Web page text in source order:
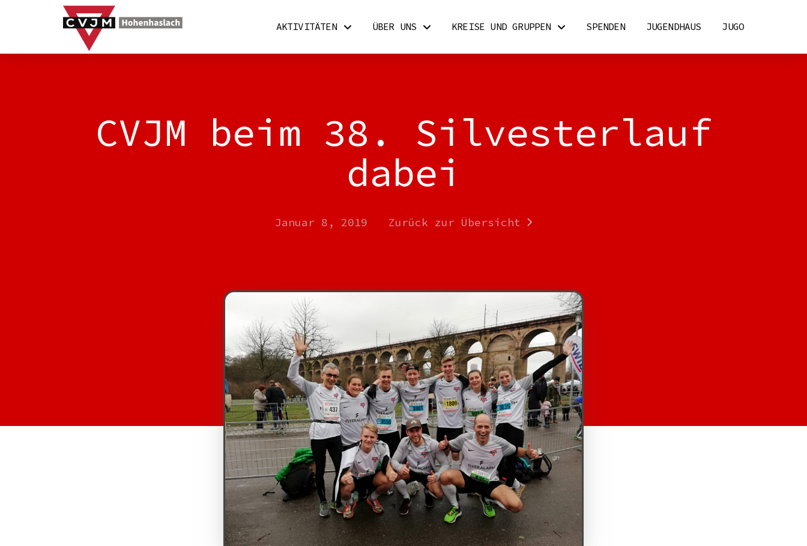
AKTIVITÄTEN ÜBER UNS KREISE UND GRUPPEN SPENDEN JUGENDHAUS JUGO
CVJM beim 38. Silvesterlauf
dabei
Januar 8, 2019 Zurück zur Übersicht